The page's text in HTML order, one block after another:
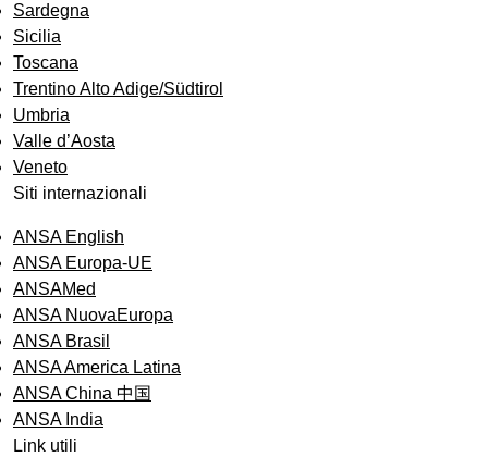
Sardegna
Sicilia
Toscana
Trentino Alto Adige/Südtirol
Umbria
Valle d’Aosta
Veneto
Siti internazionali
ANSA English
ANSA Europa-UE
ANSAMed
ANSA NuovaEuropa
ANSA Brasil
ANSA America Latina
ANSA China 中国
ANSA India
Link utili